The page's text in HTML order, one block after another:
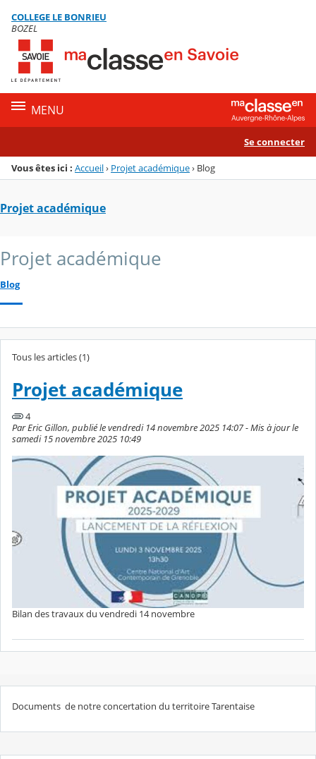
Menu de la rubrique
Contenu
COLLEGE LE BONRIEU
BOZEL
MENU
Se connecter
Vous êtes ici : Accueil› Projet académique› Blog
Projet académique
Projet académique
Blog
Tous les articles (1)
Projet académique
4
Par Eric Gillon, publié le vendredi 14 novembre 2025 14:07 - Mis à jour le
samedi 15 novembre 2025 10:49
Bilan des travaux du vendredi 14 novembre
Documents de notre concertation du territoire Tarentaise